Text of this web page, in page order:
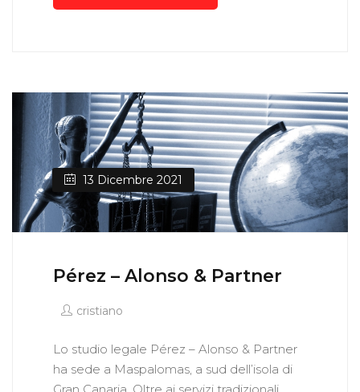
13 Dicembre 2021
Pérez – Alonso & Partner
cristiano
Lo studio legale Pérez – Alonso & Partner
ha sede a Maspalomas, a sud dell’isola di
Gran Canaria. Oltre ai servizi tradizionali